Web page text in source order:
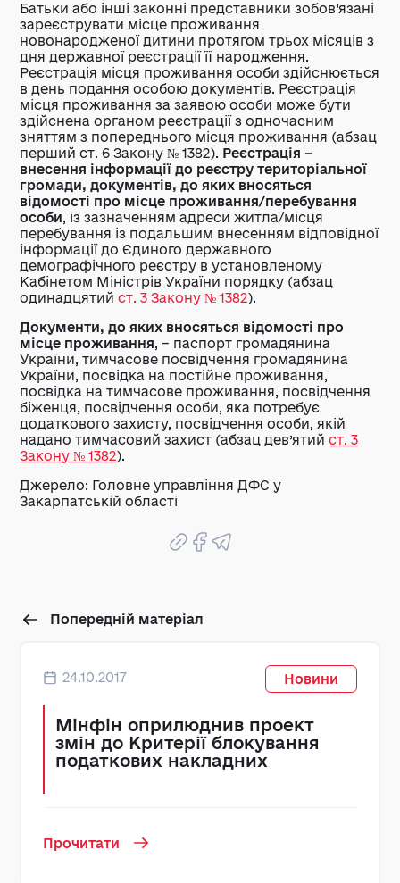
Батьки або інші законні представники зобов’язані
зареєструвати місце проживання
новонародженої дитини протягом трьох місяців з
дня державної реєстрації її народження.
Реєстрація місця проживання особи здійснюється
в день подання особою документів. Реєстрація
місця проживання за заявою особи може бути
здійснена органом реєстрації з одночасним
зняттям з попереднього місця проживання (абзац
перший ст. 6 Закону № 1382). Реєстрація –
внесення інформації до реєстру територіальної
громади, документів, до яких вносяться
відомості про місце проживання/перебування
особи, із зазначенням адреси житла/місця
перебування із подальшим внесенням відповідної
інформації до Єдиного державного
демографічного реєстру в установленому
Кабінетом Міністрів України порядку (абзац
одинадцятийст. 3 Закону № 1382).
Документи, до яких вносяться відомості про
місце проживання, – паспорт громадянина
України, тимчасове посвідчення громадянина
України, посвідка на постійне проживання,
посвідка на тимчасове проживання, посвідчення
біженця, посвідчення особи, яка потребує
додаткового захисту, посвідчення особи, якій
надано тимчасовий захист (абзац дев’ятийст. 3
Закону № 1382).
Джерело: Головне управління ДФС у
Закарпатській області
Попередній матеріал
24.10.2017 Новини
Мінфін оприлюднив проект
змін до Критерії блокування
податкових накладних
Прочитати